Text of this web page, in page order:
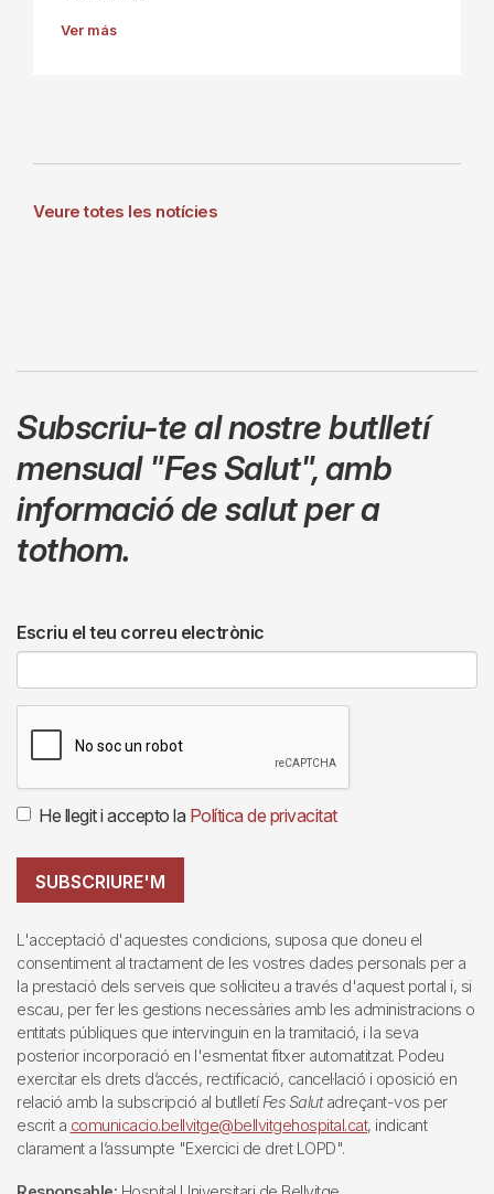
Ver más
Veure totes les notícies
Subscriu-te al nostre butlletí
mensual "Fes Salut",amb
informació de salut per a
tothom.
Escriu el teu correu electrònic
He llegit i accepto la Política de privacitat
SUBSCRIURE'M
L'acceptació d'aquestes condicions, suposa que doneu el
consentiment al tractament de les vostres dades personals per a
la prestació dels serveis que sol·liciteu a través d'aquest portal i, si
escau, per fer les gestions necessàries amb les administracions o
entitats públiques que intervinguin en la tramitació, i la seva
posterior incorporació en l'esmentat fitxer automatitzat. Podeu
exercitar els drets d’accés, rectificació, cancel·lació i oposició en
relació amb la subscripció al butlletí Fes Salutadreçant-vos per
escrit a comunicacio.bellvitge@bellvitgehospital.cat, indicant
clarament a l’assumpte "Exercici de dret LOPD".